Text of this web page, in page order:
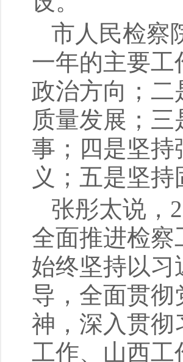
市人民检察
一年的主要
政治方向；
质量发展；
事；四是坚持
义；五是坚
张彤太说，
全面推进检
始终坚持以
导，全面贯
神，深入贯彻
工作、山西工